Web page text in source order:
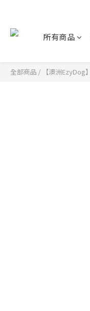
所有商品
全部商品 / 【澳洲EzyDog